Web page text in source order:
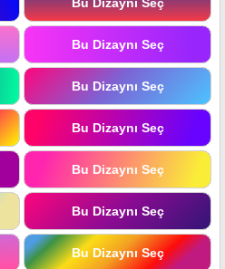
Bu Dizaynı Seç
Bu Dizaynı Seç
Bu Dizaynı Seç
Bu Dizaynı Seç
Bu Dizaynı Seç
Bu Dizaynı Seç